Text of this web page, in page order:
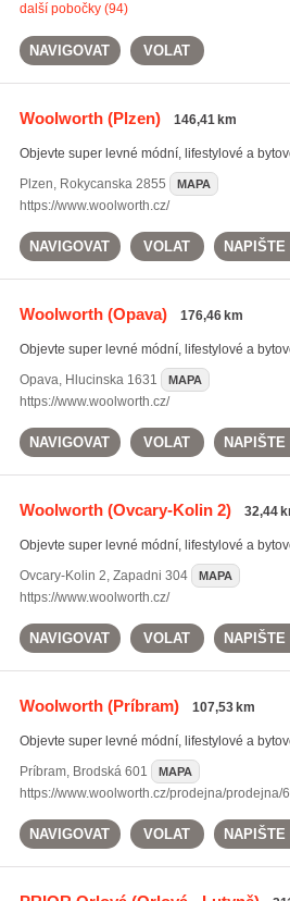
další pobočky (94)
NAVIGOVAT VOLAT
Woolworth(Plzen) 146,41 km
Objevte super levné módní, lifestylové a
Plzen, Rokycanska 2855 MAPA
https://www.woolworth.cz/
NAVIGOVAT VOLAT NAPIŠTE
Woolworth(Opava) 176,46 km
Objevte super levné módní, lifestylové a
Opava, Hlucinska 1631 MAPA
https://www.woolworth.cz/
NAVIGOVAT VOLAT NAPIŠTE
Woolworth(Ovcary-Kolin 2) 32,44
Objevte super levné módní, lifestylové a
Ovcary-Kolin 2, Zapadni 304 MAPA
https://www.woolworth.cz/
NAVIGOVAT VOLAT NAPIŠTE
Woolworth(Príbram) 107,53 km
Objevte super levné módní, lifestylové a
Príbram, Brodská 601 MAPA
https://www.woolworth.cz/prodejna/
NAVIGOVAT VOLAT NAPIŠTE